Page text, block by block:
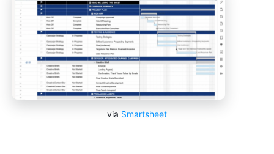
via Smartsheet